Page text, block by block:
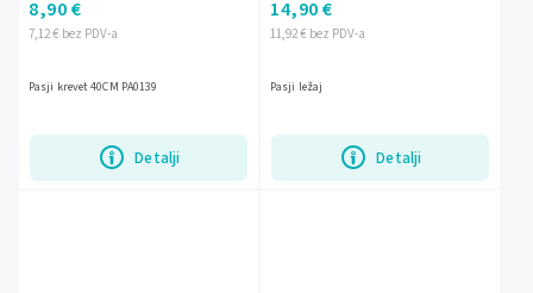
7,12 € bez PDV-a
8,90 €
Detalji
Pasji krevet 40CM PA0139
11,92 € bez PDV-a
14,90 €
Detalji
Pasji ležaj